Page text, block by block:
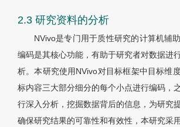
2.3 研究资料的分析
NVivo是专门用于质性研究的计算机辅
编码是其核心功能，有助于研究者对数据进
析。本研究使用NVivo对目标框架中目标维
标内容三大部分细分的每个小点进行编码，
行深入分析，挖掘数据背后的信息，为研究
确保研究结果的可靠性和有效性，本研究采